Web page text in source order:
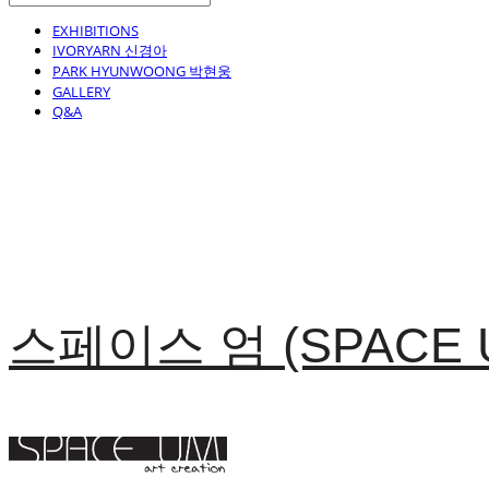
EXHIBITIONS
IVORYARN 신경아
PARK HYUNWOONG 박현웅
GALLERY
Q&A
스페이스 엄 (SPACE